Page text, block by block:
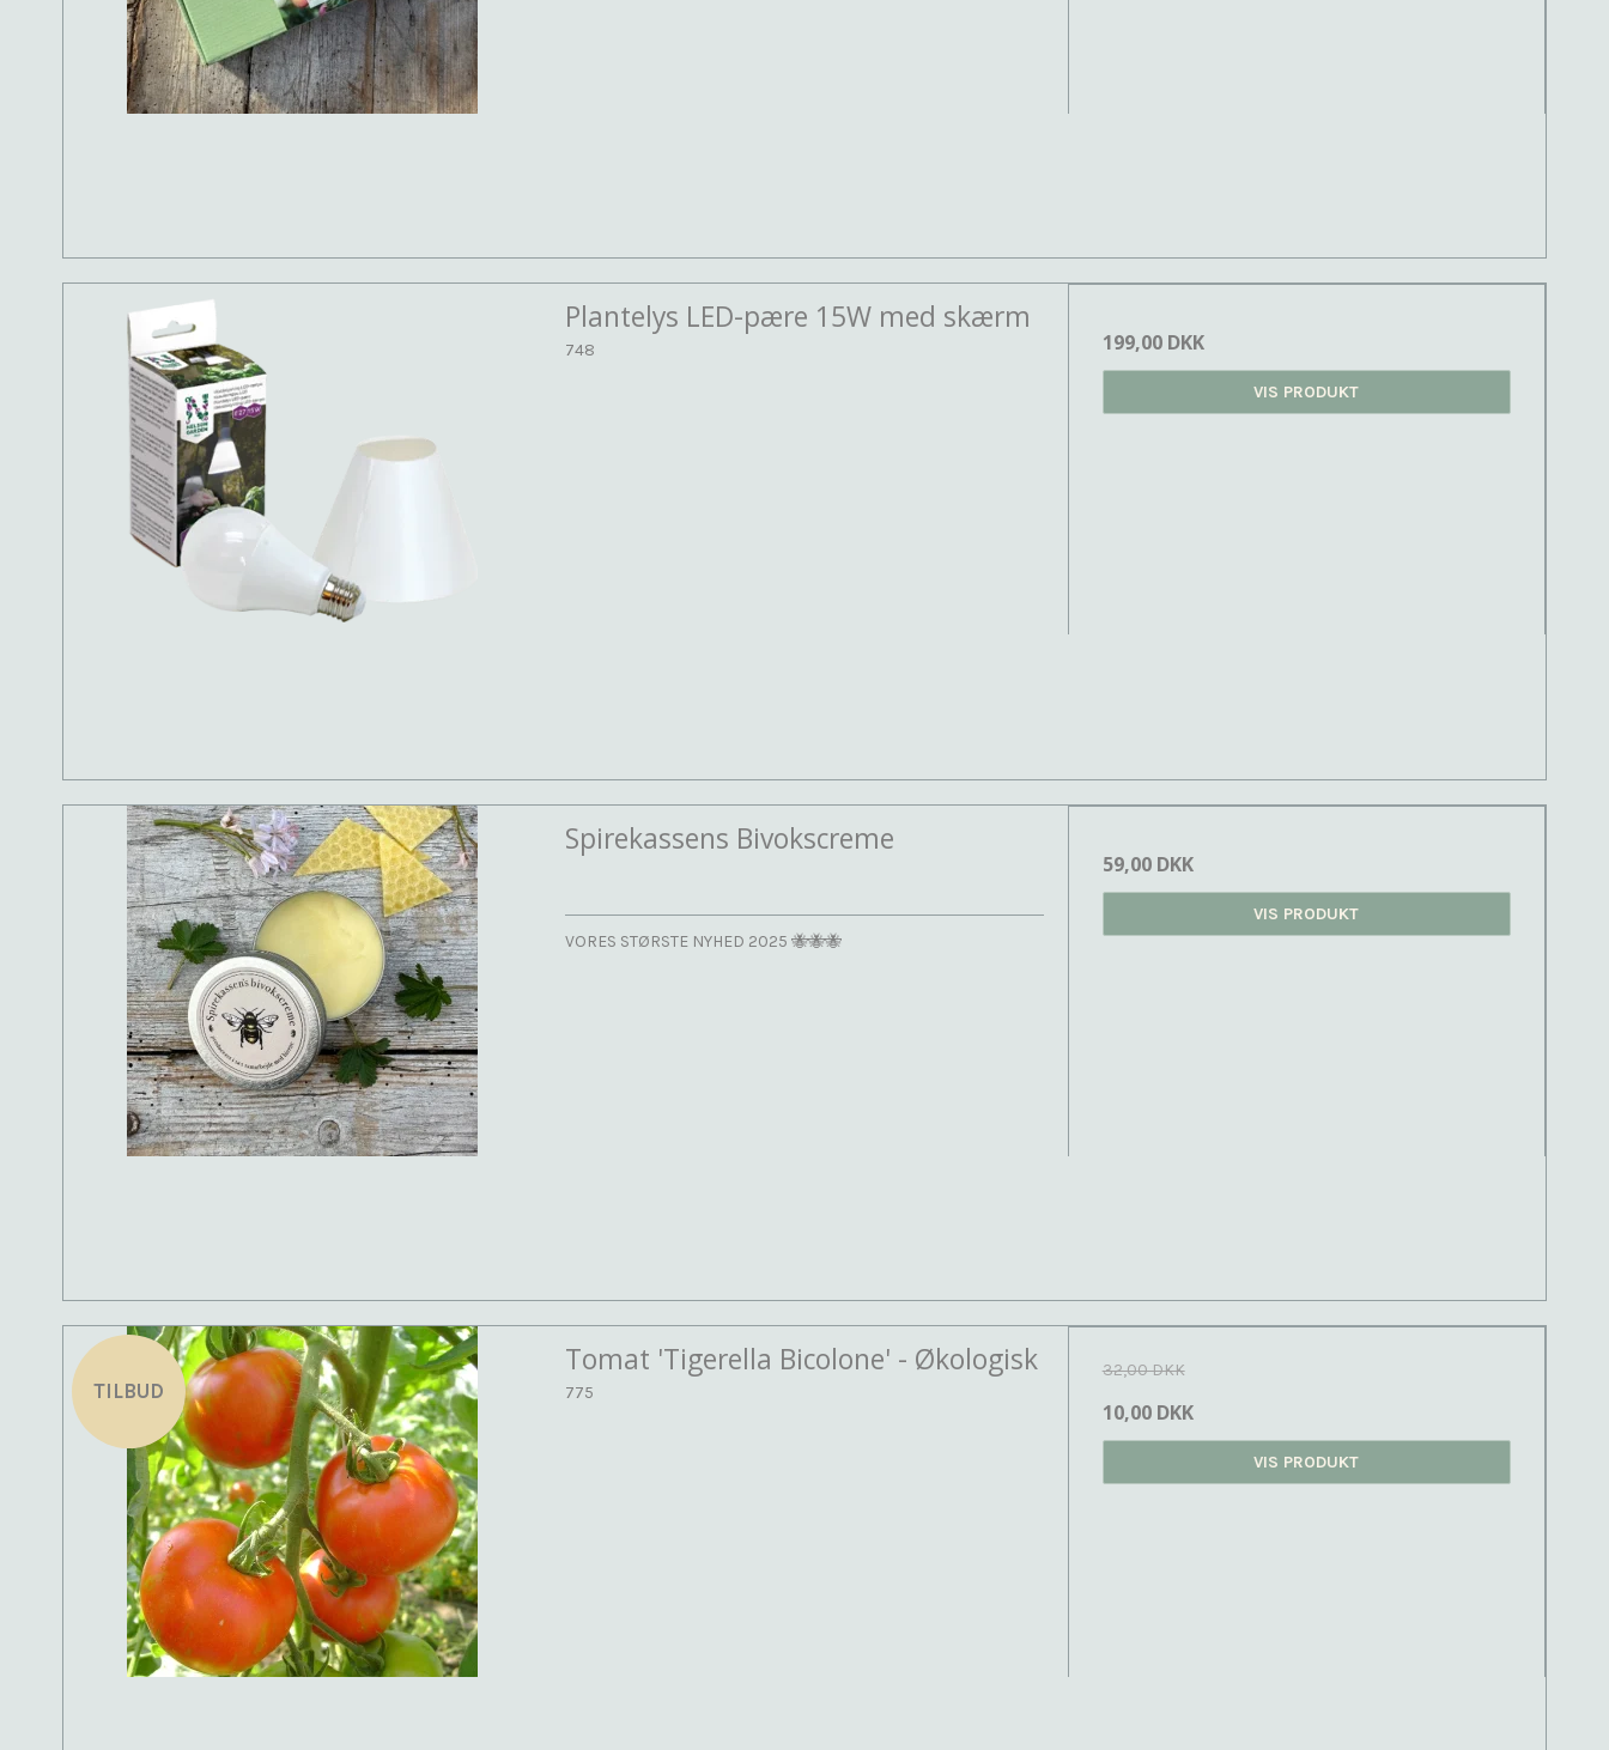
Plantelys LED-pære 15W med skærm
748 199,00 DKK
VIS PRODUKT
Spirekassens Bivokscreme
VORES STØRSTE NYHED 2025 🐝🐝🐝
59,00 DKK
VIS PRODUKT
TILBUD
Tomat 'Tigerella Bicolone' - Økologisk
775
32,00 DKK
10,00 DKK
VIS PRODUKT